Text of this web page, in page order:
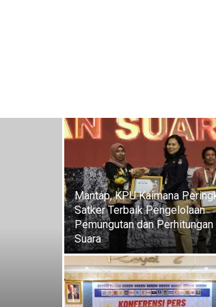
Mantap, KPU Kaimana
Satker Terbaik Pengelolaan
Pemungutan dan Perhitungan
Suara